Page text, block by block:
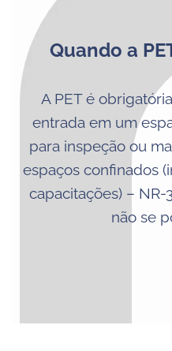
Quando a
A PET é
entrada em um
para inspeção ou
espaços confinados
capacitações) –
não se